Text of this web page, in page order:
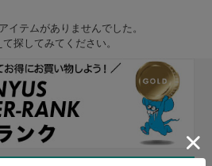
イテムがありませんでした。
探してみてください。